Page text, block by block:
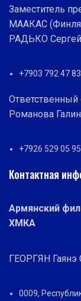
Заместитель
МААКАС
РАДЬКО
+7903 792 47 83
Ответственный
Романова
+7926 529 05 95
Контактная
Армянский
ХМКА
ГЕОРГЯН Гаянэ
0009,